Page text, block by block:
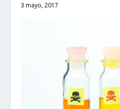
3 mayo, 2017